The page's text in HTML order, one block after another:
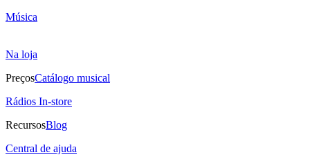
Música
Na loja
PreçosCatálogo musical
Rádios In-store
RecursosBlog
Central de ajuda